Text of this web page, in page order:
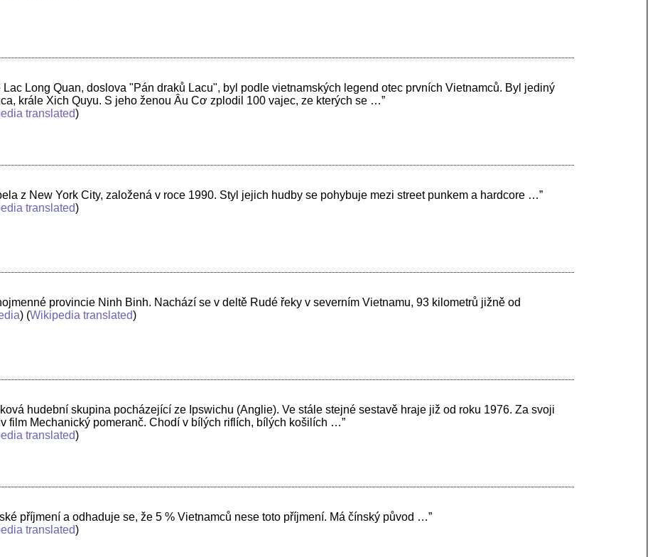
Lac Long Quan, doslova "Pán draků Lacu", byl podle vietnamských legend otec prvních Vietnamců. Byl jediný
krále Xich Quyu. S jeho ženou Âu Cơ zplodil 100 vajec, ze kterých se …”
translated)
z New York City, založená v roce 1990. Styl jejich hudby se pohybuje mezi street punkem a hardcore …”
translated)
provincie Ninh Binh. Nachází se v deltě Rudé řeky v severním Vietnamu, 93 kilometrů jižně od
) (Wikipedia translated)
hudební skupina pocházející ze Ipswichu (Anglie). Ve stále stejné sestavě hraje již od roku 1976. Za svoji
film Mechanický pomeranč. Chodí v bílých riflích, bílých košilích …”
translated)
příjmení a odhaduje se, že 5 % Vietnamců nese toto příjmení. Má čínský původ …”
translated)